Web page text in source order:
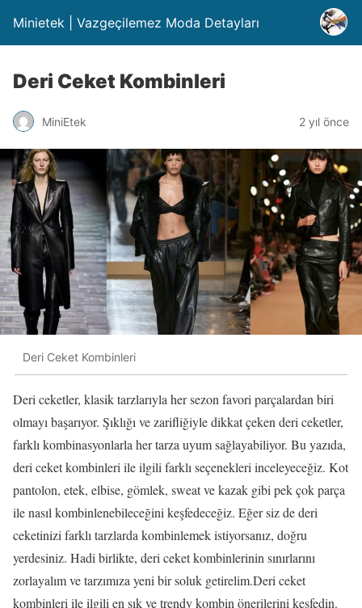
Minietek | Vazgeçilemez Moda Detayları
Deri Ceket Kombinleri
MiniEtek 2 yıl önce
Deri Ceket Kombinleri
Deri ceketler, klasik tarzlarıyla her sezon favori parçalardan biri
olmayı başarıyor. Şıklığı ve zarifliğiyle dikkat çeken deri ceketler,
farklı kombinasyonlarla her tarza uyum sağlayabiliyor. Bu yazıda,
deri ceket kombinleri ile ilgili farklı seçenekleri inceleyeceğiz. Kot
pantolon, etek, elbise, gömlek, sweat ve kazak gibi pek çok parça
ile nasıl kombinlenebileceğini keşfedeceğiz. Eğer siz de deri
ceketinizi farklı tarzlarda kombinlemek istiyorsanız, doğru
yerdesiniz. Hadi birlikte, deri ceket kombinlerinin sınırlarını
zorlayalım ve tarzımıza yeni bir soluk getirelim.Deri ceket
kombinleri ile ilgili en şık ve trendy kombin önerilerini keşfedin.